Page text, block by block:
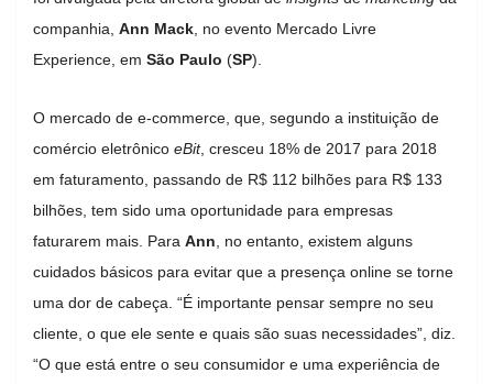
companhia, Ann Mack , no evento Mercado Livre
Experience, em São Paulo (SP).
O mercado de e-commerce, que, segundo a instituição de
comércio eletrônico eBit, cresceu 18% de 2017 para 2018
em faturamento, passando de R$ 112 bilhões para R$ 133
bilhões, tem sido uma oportunidade para empresas
faturarem mais. Para Ann , no entanto, existem alguns
cuidados básicos para evitar que a presença online se torne
uma dor de cabeça. “É importante pensar sempre no seu
cliente, o que ele sente e quais são suas necessidades”, diz.
“O que está entre o seu consumidor e uma experiência de